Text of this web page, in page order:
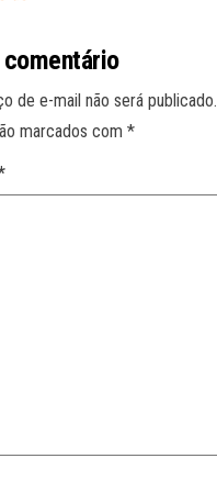
de e-mail não será publicado.
marcados com *